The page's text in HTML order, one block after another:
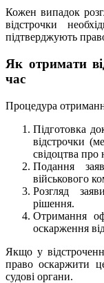
Кожен випадок
відстрочки
підтверджують
Як отримати
час
Процедура
Підготовка
відстрочки
свідоцтва
Подання
військового
Розгляд
рішення.
Отримання
оскарження
Якщо у
право оскаржити
судові органи.